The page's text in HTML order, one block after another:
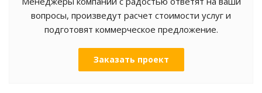
вопросы, произведут расчет стоимости услуг и
подготовят коммерческое предложение.
Заказать проект